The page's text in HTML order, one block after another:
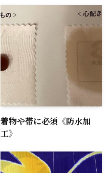
着物や帯に必須《防水加
工》